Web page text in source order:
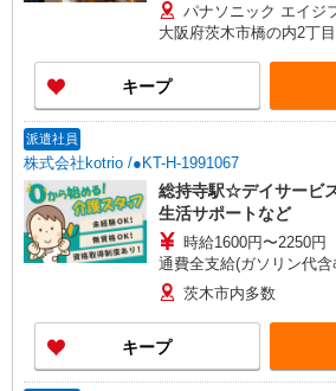
パナソニック エイジ
大阪府茨木市橋の内2丁
キープ
派遣社員
株式会社kotrio /●KT-H-1991067
総持寺駅☆デイサービ
生活サポートなど
時給1600円〜2250
通費全支給(ガソリン代含
茨木市内多数
キープ